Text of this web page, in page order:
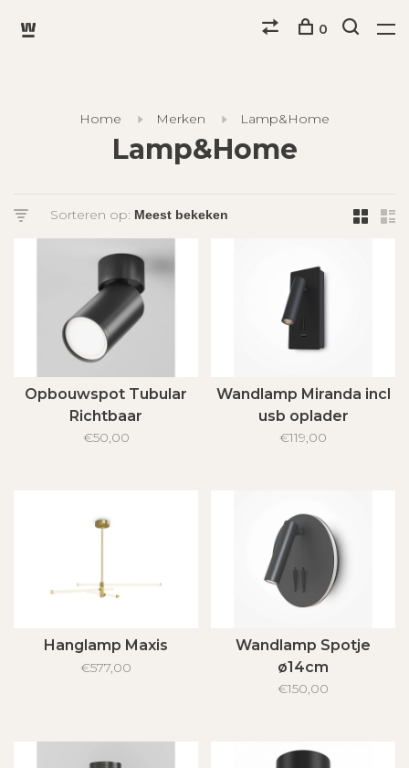
0
Home Merken Lamp&Home
Lamp&Home
Sorteren op:
Opbouwspot Tubular
Richtbaar
€50,00
Wandlamp Miranda incl
usb oplader
€119,00
Hanglamp Maxis
€577,00
Wandlamp Spotje
ø14cm
€150,00